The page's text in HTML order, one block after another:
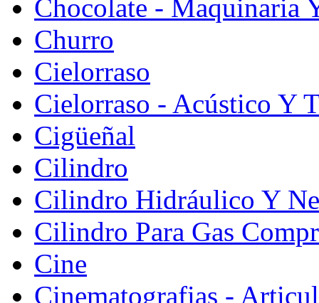
Chocolate - Maquinaria
Churro
Cielorraso
Cielorraso - Acústico Y
Cigüeñal
Cilindro
Cilindro Hidráulico Y
Cilindro Para Gas
Cine
Cinematografias -